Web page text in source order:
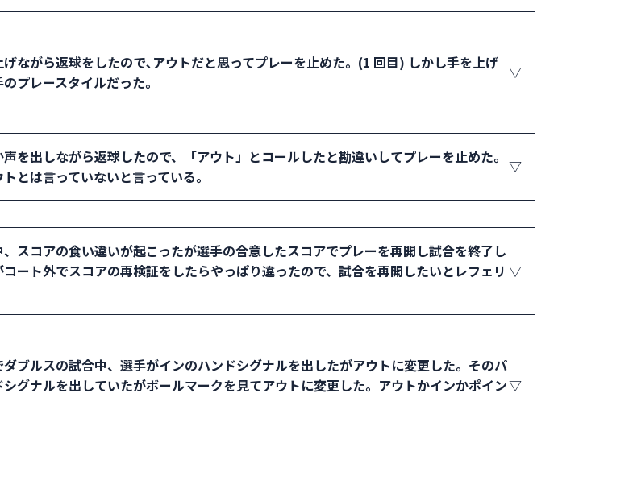
け寄り状態を聞き取る。「大丈夫ですか」。トレーナーとレフェリーへ連絡し状況を伝
近くで様子を観察する。レフェリーとトレーナーと選手の話を聞いて内容を把握しレフ
ながら返球をしたので､アウトだと思ってプレーを止めた。(1 回目) しかし手を上げ
プレースタイルだった。
ースタイルで打ったかを確認し、紛らわしい場合は区別のできるハンドシグナルを決め
。紛らわしい手を上げた選手はいつも そのプレースタイルか、一方見間違えてプレーを
アウトと勘違いするスタイルだったか、確認内容によって、そのポイントはリプレイま
を出しながら返球したので、「アウト」とコールしたと勘違いしてプレーを止めた。
とは言っていないと言っている。
の試合で声を出すのは、アウト、フォールト、レットなどプレーを止めるときのみ。プ
れらの判定をしたと勘違いされるリスクがあるので、声を出さないことが基本です。ど
グで出したかを確認し、勘違いが起こったと確かめられれば妨害となり、声を出した選
、返球時に掛け声「えい！」や呼吸音「はっ！」などを出すのは認められる。この声を勘
スコアの食い違いが起こったが選手の合意したスコアでプレーを再開し試合を終了し
ート外でスコアの再検証をしたらやっぱり違ったので、試合を再開したいとレフェリ
トでは試合終了の握手をした時点を試合終了とする。そのため一度終了した試合をもう
れない。試合中であっても、一度合意した事実を蒸し返すことはできない。非公式大会
了とするかは大会判断となる。
ブルスの試合中、選手がインのハンドシグナルを出したがアウトに変更した。そのパ
グナルを出していたがボールマークを見てアウトに変更した。アウトかインかポイン